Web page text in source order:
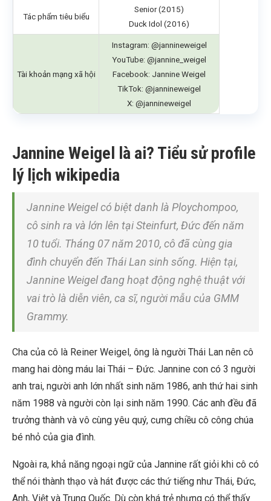
Tác phẩm tiêu biểu
Senior (2015)
Duck Idol (2016)
Tài khoản mạng xã hội
Instagram: @jannineweigel
YouTube: @jannine_weigel
Facebook: Jannine Weigel
TikTok: @jannineweigel
X: @jannineweigel
Jannine Weigel là ai? Tiểu sử profile
lý lịch wikipedia
Jannine Weigel có biệt danh là Ploychompoo,
cô sinh ra và lớn lên tại Steinfurt, Đức đến năm
10 tuổi. Tháng 07 năm 2010, cô đã cùng gia
đình chuyển đến Thái Lan sinh sống. Hiện tại,
Jannine Weigel đang hoạt động nghệ thuật với
vai trò là diễn viên, ca sĩ, người mẫu của GMM
Grammy.
Cha của cô là Reiner Weigel, ông là người Thái Lan nên cô
mang hai dòng máu lai Thái – Đức. Jannine con có 3 người
anh trai, người anh lớn nhất sinh năm 1986, anh thứ hai sinh
năm 1988 và người còn lại sinh năm 1990. Các anh đều đã
trưởng thành và vô cùng yêu quý, cưng chiều cô công chúa
bé nhỏ của gia đình.
Ngoài ra, khả năng ngoại ngữ của Jannine rất giỏi khi cô có
thể nói thành thạo và hát được các thứ tiếng như Thái, Đức,
Anh, Việt và Trung Quốc. Dù còn khá trẻ nhưng có thể thấy